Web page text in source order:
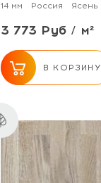
14 мм Россия Ясень
3 773 Руб / м²
В КОРЗИНУ